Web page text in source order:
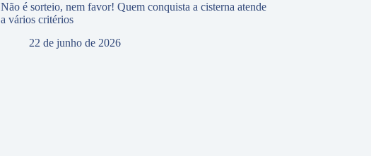
Não é sorteio, nem favor! Quem conquista a cisterna atende
a vários critérios
22 de junho de 2026